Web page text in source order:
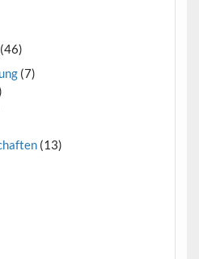
(46)
(7)
(13)